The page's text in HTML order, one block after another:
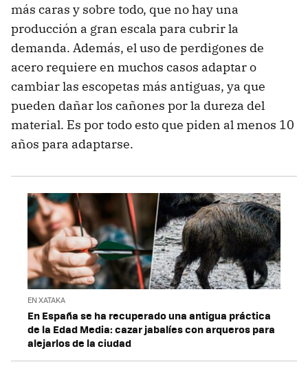
más caras y sobre todo, que no hay una
producción a gran escala para cubrir la
demanda. Además, el uso de perdigones de
acero requiere en muchos casos adaptar o
cambiar las escopetas más antiguas, ya que
pueden dañar los cañones por la dureza del
material. Es por todo esto que piden al menos 10
años para adaptarse.
EN XATAKA
En España se ha recuperado una antigua práctica
de la Edad Media: cazar jabalíes con arqueros para
alejarlos de la ciudad